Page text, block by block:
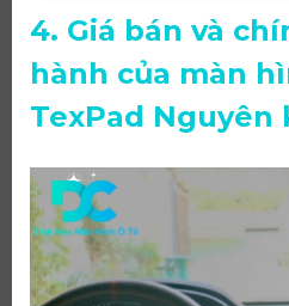
4. Giá bán và
hành của màn
TexPad Nguyên